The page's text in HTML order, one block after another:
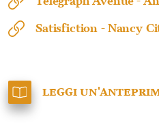
Satisfiction - Nancy
Leggi